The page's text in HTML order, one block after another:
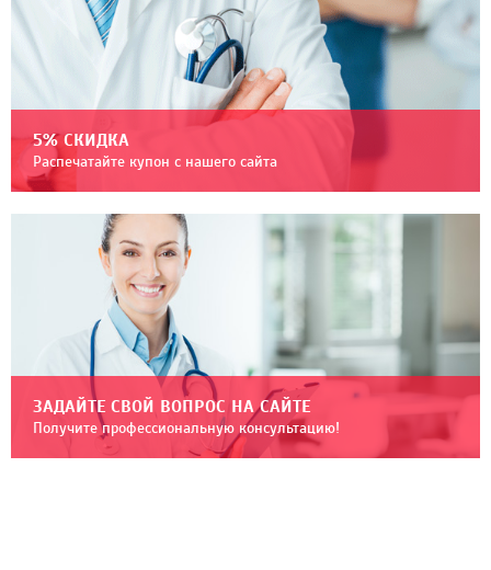
5% СКИДКА
Распечатайте купон с нашего сайта
ЗАДАЙТЕ СВОЙ ВОПРОС НА САЙТЕ
Получите профессиональную консультацию!